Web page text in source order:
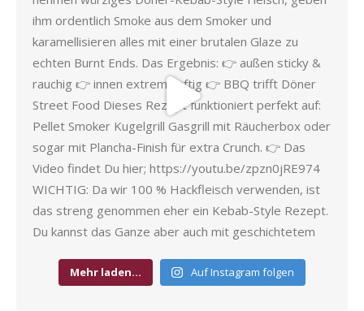
Mehr laden… Auf Instagram folgen